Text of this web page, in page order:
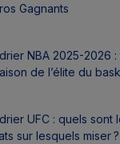
Gagnants
NBA 2025-2026
de l’élite du
UFC : quels sont
sur lesquels miser ?